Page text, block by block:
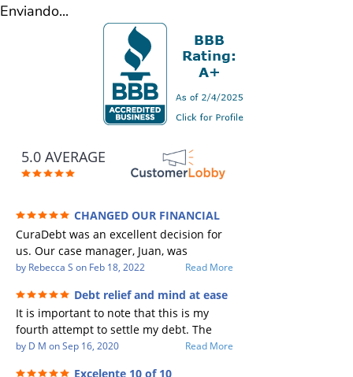
Enviando...
5.0 AVERAGE
CHANGED OUR FINANCIAL
FUTURE (credit 200 Points / 90 K in debt
GONE)
CuraDebt was an excellent decision for
us. Our case manager, Juan, was
incredible to work with. He and Julio
Every communication was quickly
responded to and all of our questions
were answered. We were able to clear
up in excess of 90 K in debt in a few
years with a manageable payment.
by Rebecca S on Feb 18, 2022 Read More
Debt relief and mind at ease
It is important to note that this is my
fourth attempt to settle my debt. The
first debt settlement company gave me
by D M onSep 16, 2020 Read More
Excelente 10 of 10